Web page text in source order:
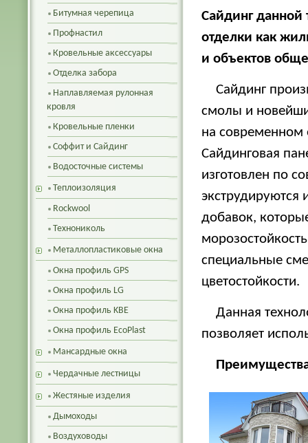
Сайдинг данной
отделки как
и объектов
Сайдинг
смолы и
на современном
Сайдинговая
изготовлен по
экструдируются
добавок,
специальные
цветостойкости.
Данная
позволяет
Битумная черепица
Профнастил
Кровельные аксессуары
Отделка забора
Наплавляемая рулонная
кровля
Кровельные пленки
Соффит и Сайдинг
Водосточные системы
Теплоизоляция
Rockwool
Технониколь
Металлопластиковые окна
Окна профиль GPS
Окна профиль LG
Окна профиль KBE
Окна профиль EcoPlast
Мансардные окна
Чердачные лестницы
Жестяные изделия
Дымоходы
Воздуховоды